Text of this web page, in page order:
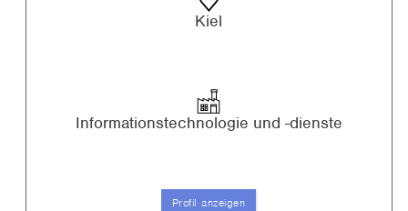
Kiel
Informationstechnologie und -dienste
Profil anzeigen